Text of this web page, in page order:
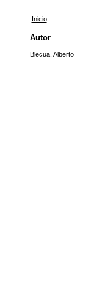
Inicio
Autor
Blecua, Alberto